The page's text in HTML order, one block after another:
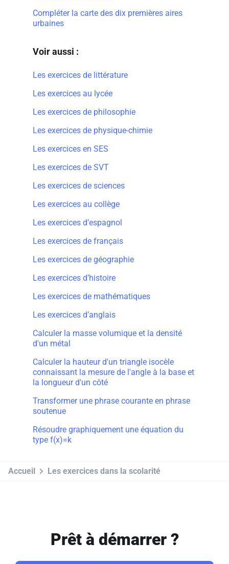
Compléter la carte des dix premières aires
urbaines
Voir aussi :
Les exercices de littérature
Les exercices au lycée
Les exercices de philosophie
Les exercices de physique-chimie
Les exercices en SES
Les exercices de SVT
Les exercices de sciences
Les exercices au collège
Les exercices d’espagnol
Les exercices de français
Les exercices de géographie
Les exercices d’histoire
Les exercices de mathématiques
Les exercices d’anglais
Calculer la masse volumique et la densité
d'un métal
Calculer la hauteur d'un triangle isocèle
connaissant la mesure de l'angle à la base et
la longueur d'un côté
Transformer une phrase courante en phrase
soutenue
Résoudre graphiquement une équation du
type f(x)=k
Accueil Les exercices dans la scolarité
Prêt à démarrer ?